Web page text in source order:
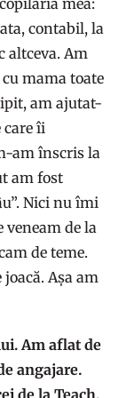
contabil, la
altceva. Am
mama toate
am ajutat-
îi
am înscris la
am fost
Nici nu îmi
de la
de teme.
Așa am
Am aflat de
angajare.
de la Teach,